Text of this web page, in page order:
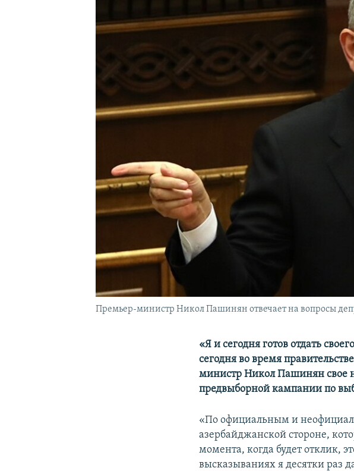
Премьер-министр Никол Пашинян отвечает на вопросы
«Я и сегодня готов отдать
сегодня во время
министр Никол Пашинян свое
предвыборной кампании по
«По официальным и
азербайджанской стороне,
момента, когда будет отклик,
высказываниях я десятки раз